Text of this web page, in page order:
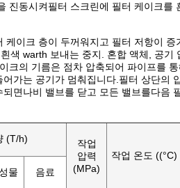
진동시켜필터 스크린에 필터 케이크
케이크 층이 두꺼워지고 필터 저항이
색 warth 보내는 중지. 혼합 액체, 공
크의 기름은 점차 압축되어 파이프를
가는 공기가 멈춰집니다.필터 상단의
면나비 밸브를 닫고 모든 밸브를다음
(T/h)
작업
압력
(MPa)
작업 온도 ((°C)
물 음료